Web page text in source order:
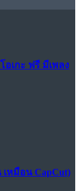
อเกะ ฟรี มีเพลง
หมือน CapCut)